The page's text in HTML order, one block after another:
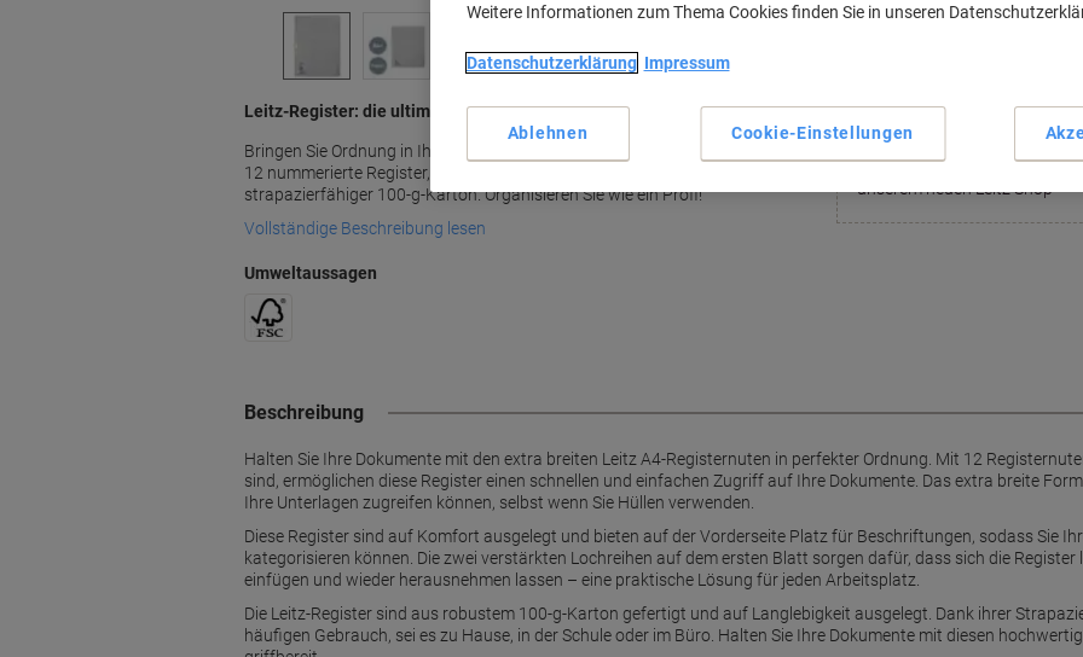
Leitz-Register: die ultimative Lösung für das Dokumentenchaos
Bringen Sie Ordnung in Ihr Papierchaos mit den Leitz A4-Registerblättern:
12 nummerierte Register, extrabreites Format, verstärkte Lochungen und
strapazierfähiger 100-g-Karton. Organisieren Sie wie ein Profi!
Vollständige Beschreibung lesen
Umweltaussagen
Zahlenregister 1-12 zur
Geeignet für A4-Dokumente
Leitz Shop
Finden Sie das gesamte
unserem neuen Leitz Shop
Beschreibung
Halten Sie Ihre Dokumente mit den extra breiten Leitz A4-Registernuten in perfekter Ordnung. Mit 12
sind, ermöglichen diese Register einen schnellen und einfachen Zugriff auf Ihre Dokumente. Das extra breite
Ihre Unterlagen zugreifen können, selbst wenn Sie Hüllen verwenden.
Diese Register sind auf Komfort ausgelegt und bieten auf der Vorderseite Platz für Beschriftungen, sodass Sie
kategorisieren können. Die zwei verstärkten Lochreihen auf dem ersten Blatt sorgen dafür, dass sich die
einfügen und wieder herausnehmen lassen – eine praktische Lösung für jeden Arbeitsplatz.
Die Leitz-Register sind aus robustem 100-g-Karton gefertigt und auf Langlebigkeit ausgelegt. Dank ihrer
häufigen Gebrauch, sei es zu Hause, in der Schule oder im Büro. Halten Sie Ihre Dokumente mit diesen
Weitere Informationen zum Thema Cookies finden Sie in unseren
Datenschutzerklärung Impressum
Cookie-Einstellungen
Ablehnen